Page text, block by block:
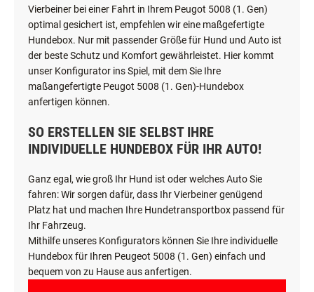
Vierbeiner bei einer Fahrt in Ihrem Peugot 5008 (1. Gen)
optimal gesichert ist, empfehlen wir eine maßgefertigte
Hundebox. Nur mit passender Größe für Hund und Auto ist
der beste Schutz und Komfort gewährleistet. Hier kommt
unser Konfigurator ins Spiel, mit dem Sie Ihre
maßangefertigte Peugot 5008 (1. Gen)-Hundebox
anfertigen können.
SO ERSTELLEN SIE SELBST IHRE
INDIVIDUELLE HUNDEBOX FÜR IHR AUTO!
Ganz egal, wie groß Ihr Hund ist oder welches Auto Sie
fahren: Wir sorgen dafür, dass Ihr Vierbeiner genügend
Platz hat und machen Ihre Hundetransportbox passend für
Ihr Fahrzeug.
Mithilfe unseres Konfigurators können Sie Ihre individuelle
Hundebox für Ihren Peugeot 5008 (1. Gen) einfach und
bequem von zu Hause aus anfertigen.